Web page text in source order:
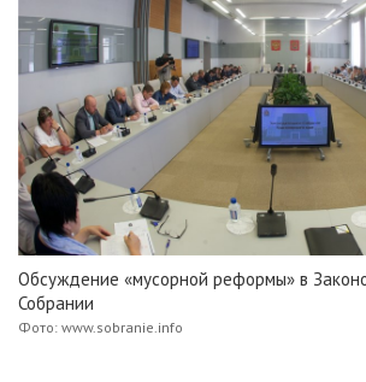
Обсуждение «мусорной реформы» в
Собрании
Фото: www.sobranie.info